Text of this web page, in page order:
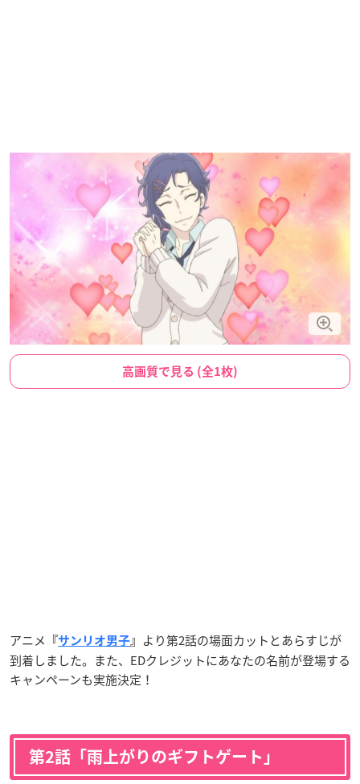
高画質で見る (全1枚)
アニメ 『サンリオ男子 』
より第2話の場面カットとあらすじが
到着しました。また、EDクレジットにあなたの名前が登場する
キャンペーンも実施決定！
第2話「雨上がりのギフトゲート」